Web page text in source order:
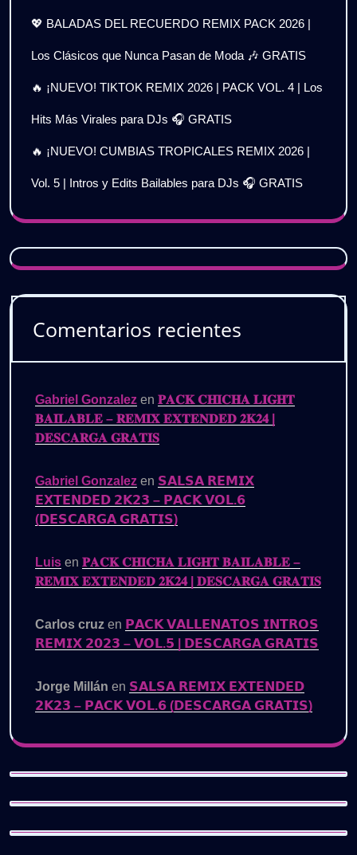
💖 BALADAS DEL RECUERDO REMIX PACK 2026 |
Los Clásicos que Nunca Pasan de Moda 🎶 GRATIS
🔥 ¡NUEVO! TIKTOK REMIX 2026 | PACK VOL. 4 | Los
Hits Más Virales para DJs 🎧 GRATIS
🔥 ¡NUEVO! CUMBIAS TROPICALES REMIX 2026 |
Vol. 5 | Intros y Edits Bailables para DJs 🎧 GRATIS
Comentarios recientes
Gabriel Gonzalez en 𝐏𝐀𝐂𝐊 𝐂𝐇𝐈𝐂𝐇𝐀 𝐋𝐈𝐆𝐇𝐓
𝐁𝐀𝐈𝐋𝐀𝐁𝐋𝐄 – 𝐑𝐄𝐌𝐈𝐗 𝐄𝐗𝐓𝐄𝐍𝐃𝐄𝐃 𝟐𝐊𝟐𝟒 |
𝐃𝐄𝐒𝐂𝐀𝐑𝐆𝐀 𝐆𝐑𝐀𝐓𝐈𝐒
Gabriel Gonzalez en 𝗦𝗔𝗟𝗦𝗔 𝗥𝗘𝗠𝗜𝗫
𝗘𝗫𝗧𝗘𝗡𝗗𝗘𝗗 𝟮𝗞𝟮𝟯 – 𝗣𝗔𝗖𝗞 𝗩𝗢𝗟.𝟲
(𝗗𝗘𝗦𝗖𝗔𝗥𝗚𝗔 𝗚𝗥𝗔𝗧𝗜𝗦)
Luis en 𝐏𝐀𝐂𝐊 𝐂𝐇𝐈𝐂𝐇𝐀 𝐋𝐈𝐆𝐇𝐓 𝐁𝐀𝐈𝐋𝐀𝐁𝐋𝐄 –
𝐑𝐄𝐌𝐈𝐗 𝐄𝐗𝐓𝐄𝐍𝐃𝐄𝐃 𝟐𝐊𝟐𝟒 | 𝐃𝐄𝐒𝐂𝐀𝐑𝐆𝐀 𝐆𝐑𝐀𝐓𝐈𝐒
Carlos cruz en 𝗣𝗔𝗖𝗞 𝗩𝗔𝗟𝗟𝗘𝗡𝗔𝗧𝗢𝗦 𝗜𝗡𝗧𝗥𝗢𝗦
𝗥𝗘𝗠𝗜𝗫 𝟮𝟬𝟮𝟯 – 𝗩𝗢𝗟.𝟱 | 𝗗𝗘𝗦𝗖𝗔𝗥𝗚𝗔 𝗚𝗥𝗔𝗧𝗜𝗦
Jorge Millán en 𝗦𝗔𝗟𝗦𝗔 𝗥𝗘𝗠𝗜𝗫 𝗘𝗫𝗧𝗘𝗡𝗗𝗘𝗗
𝟮𝗞𝟮𝟯 – 𝗣𝗔𝗖𝗞 𝗩𝗢𝗟.𝟲 (𝗗𝗘𝗦𝗖𝗔𝗥𝗚𝗔 𝗚𝗥𝗔𝗧𝗜𝗦)